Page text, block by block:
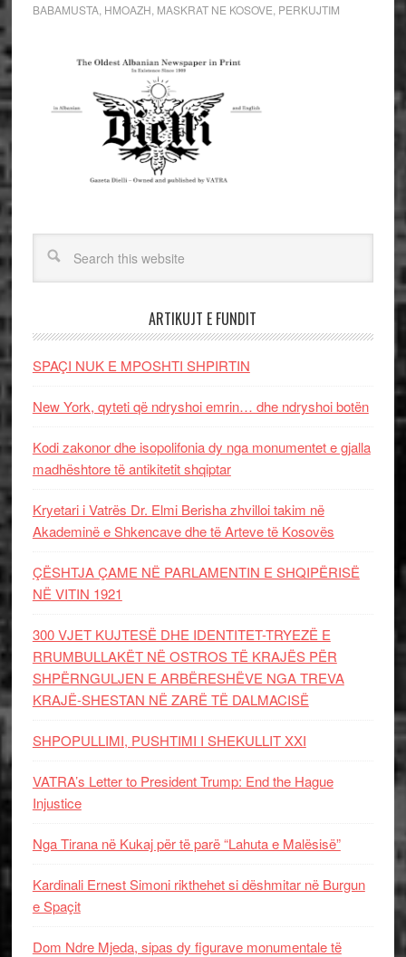
BABAMUSTA, HMOAZH MASKRAT NE KOSOVE PERKUJTIM
ARTIKUJT E FUNDIT
SPAÇI NUK E MPOSHTI SHPIRTIN
New York, qyteti që ndryshoi emrin… dhe ndryshoi botën
Kodi zakonor dhe isopolifonia dy nga monumentet e gjalla
madhështore të antikitetit shqiptar
Kryetari i Vatrës Dr. Elmi Berisha zhvilloi takim në
Akademinë e Shkencave dhe të Arteve të Kosovës
ÇËSHTJA ÇAME NË PARLAMENTIN E SHQIPËRISË
NË VITIN 1921
300 VJET KUJTESË DHE IDENTITET-TRYEZË E
RRUMBULLAKËT NË OSTROS TË KRAJËS PËR
SHPËRNGULJEN E ARBËRESHËVE NGA TREVA
KRAJË-SHESTAN NË ZARË TË DALMACISË
SHPOPULLIMI, PUSHTIMI I SHEKULLIT XXI
VATRA’s Letter to President Trump: End the Hague
Injustice
Nga Tirana në Kukaj për të parë “Lahuta e Malësisë”
Kardinali Ernest Simoni rikthehet si dëshmitar në Burgun
e Spaçit
Dom Ndre Mjeda, sipas dy figurave monumentale të